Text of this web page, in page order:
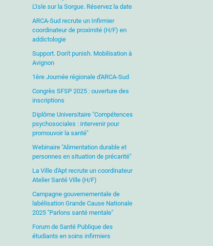
L'Isle sur la Sorgue. Réservez la date
ARCA-Sud recrute un Infirmier
coordinateur de proximité (H/F) en
addictologie
Support. Don't punish. Mobilisation à
Avignon
1ère Journée régionale d'ARCA-Sud
Congrès SFSP 2025 : ouverture des
inscriptions
Diplôme Universitaire "Compétences
psychosociales : intervenir pour
promouvoir la santé"
Webinaire "Alimentation durable et
personnes en situation de précarité"
La Ville d'Apt recrute un coordinateur
Atelier Santé Ville (H/F)
Campagne gouvernementale de
labélisation Grande Cause Nationale
2025 "Parlons santé mentale"
Forum de Santé Publique des
étudiants en soins infirmiers